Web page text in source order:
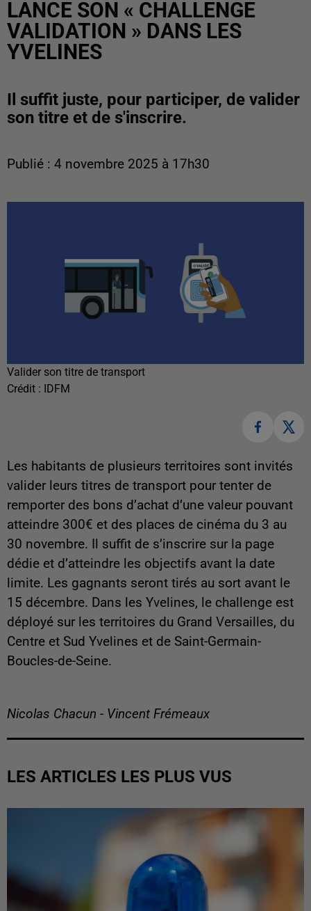
LANCE SON « CHALLENGE
VALIDATION » DANS LES
YVELINES
Il suffit juste, pour participer, de valider
son titre et de s'inscrire.
Publié : 4 novembre 2025 à 17h30
Valider son titre de transport
Crédit :
IDFM
Les habitants de plusieurs territoires sont invités
valider leurs titres de transport pour tenter de
remporter des bons d’achat d’une valeur pouvant
atteindre 300€ et des places de cinéma du 3 au
30 novembre. Il suffit de s’inscrire sur la page
dédie et d’atteindre les objectifs avant la date
limite. Les gagnants seront tirés au sort avant le
15 décembre. Dans les Yvelines, le challenge est
déployé sur les territoires du Grand Versailles, du
Centre et Sud Yvelines et de Saint-Germain-
Boucles-de-Seine.
Nicolas Chacun - Vincent Frémeaux
LES ARTICLES LES PLUS VUS